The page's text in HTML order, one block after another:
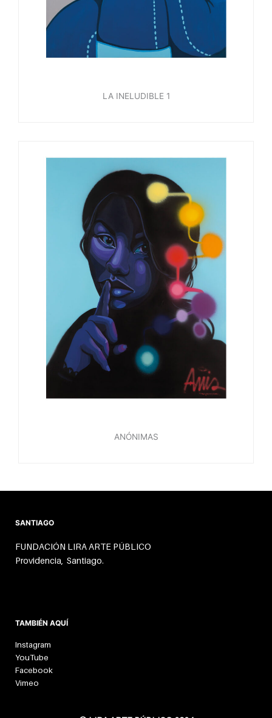
LA INELUDIBLE 1
ANÓNIMAS
SANTIAGO
FUNDACIÓN LIRA ARTE PÚBLICO
Providencia, Santiago.
TAMBIÉN AQUÍ
Instagram
YouTube
Facebook
Vimeo